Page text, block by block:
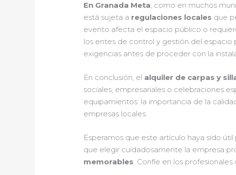
En Granada Meta, como en muchos
está sujeta a regulaciones locales que
evento afecta el espacio público o
los entes de control y gestión del espacio
exigencias antes de proceder con la
En conclusión, el alquiler de carpas y
sociales, empresariales o celebraciones
equipamientos: la importancia de la
empresas locales.
Esperamos que este artículo haya sido
que elegir cuidadosamente la empresa
memorables. Confíe en los